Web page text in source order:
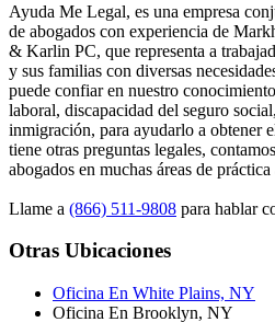
Ayuda Me Legal, es una empresa
de abogados con experiencia de
& Karlin PC, que representa a
y sus familias con diversas
puede confiar en nuestro
laboral, discapacidad del seguro
inmigración, para ayudarlo a obtener
tiene otras preguntas legales,
abogados en muchas áreas de
Llame a (866) 511-9808 para hablar
Otras Ubicaciones
Oficina En White Plains, NY
Oficina En Brooklyn, NY